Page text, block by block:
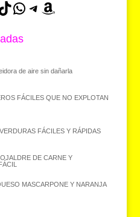
WhatsApp
Telegram
Amazon
de aire sin dañarla
FÁCILES QUE NO EXPLOTAN
FÁCILES Y RÁPIDAS
DE CARNE Y
MASCARPONE Y NARANJA